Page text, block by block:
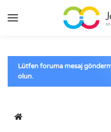
Ana içeriğe geç
Lütfen foruma mesaj
olun.
Ana Sayfa